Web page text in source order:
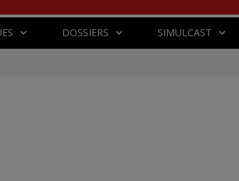
DOSSIERS SIMULCAST